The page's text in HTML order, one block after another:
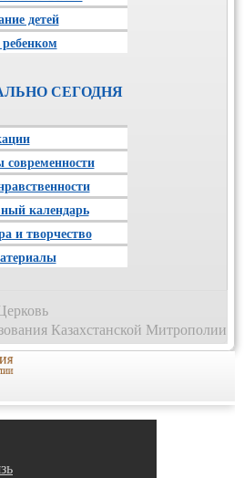
детей
СЕГОДНЯ
календарь
и творчество
Казахстанской Митрополии